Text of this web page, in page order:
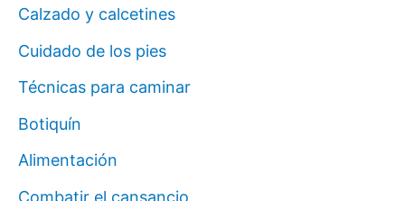
Calzado y calcetines
Cuidado de los pies
Técnicas para caminar
Botiquín
Alimentación
Combatir el cansancio